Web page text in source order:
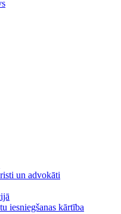
un advokāti
iesniegšanas kārtība